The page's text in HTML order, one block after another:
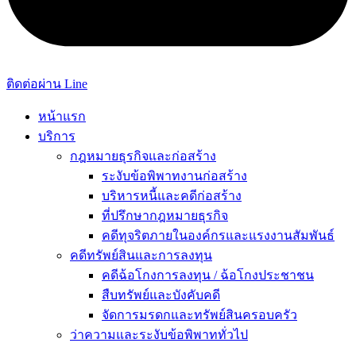
ติดต่อผ่าน Line
หน้าแรก
บริการ
กฎหมายธุรกิจและก่อสร้าง
ระงับข้อพิพาทงานก่อสร้าง
บริหารหนี้และคดีก่อสร้าง
ที่ปรึกษากฎหมายธุรกิจ
คดีทุจริตภายในองค์กรและแรงงานสัมพันธ์
คดีทรัพย์สินและการลงทุน
คดีฉ้อโกงการลงทุน / ฉ้อโกงประชาชน
สืบทรัพย์และบังคับคดี
จัดการมรดกและทรัพย์สินครอบครัว
ว่าความและระงับข้อพิพาททั่วไป